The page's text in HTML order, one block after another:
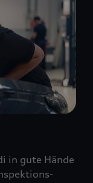
in gute Hände